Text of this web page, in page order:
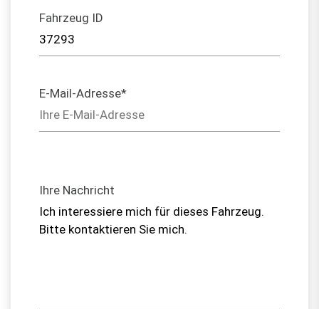
Fahrzeug ID
E-Mail-Adresse*
Ihre Nachricht